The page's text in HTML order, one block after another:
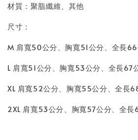
材質：聚脂纖維、其他
尺寸：
M 肩寬50公分、胸寬51公分、全長
L 肩寬51公分、胸寬53公分、全長67
XL 肩寬52公分、胸寬55公分、全長
2XL 肩寬53公分、胸寬57公分、全